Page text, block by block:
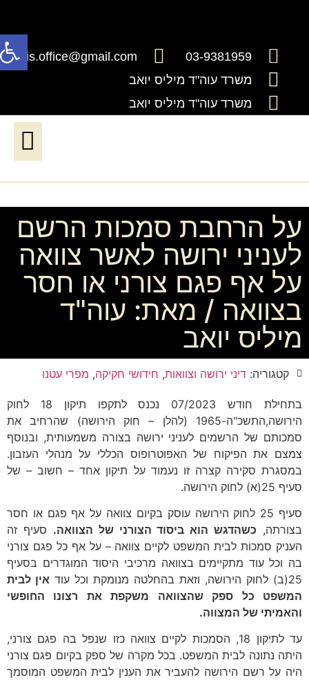
03-9381959
millis.office@gmail.com
משרד עוה"ד מיליס יואב
משרד עוה"ד מיליס יואב
על הרחבת סמכות הרשם
לעניני ירושה לאשר צוואה
על אף פגם צורני או חסר
בצוואה / מאת: עוה"ד
מיליס יואב
קטגוריה: דיני ירושה וצוואות, חידושי חקיקה, מפרי עטנו
בתחילת חודש 07/2023 נכנס לתקפו תיקון 18 לחוק
הירושה,התשכ"ה-1965 (להלן – חוק הירושה) שהרחיב את
סמכותם של הרשמים לעניני ירושה בצורה משמעותית, ובנוסף
צמצם את הפיקוח של האפוטרופוס הכללי על מנהלי העזבון.
במסגרת סקירה קצרה זו נעמוד על תיקון אחד – חשוב – של
סעיף 25(א) לחוק הירושה.
סעיף 25 לחוק הירושה עוסק בקיום צוואה על אף פגם או חסר
בצורתה, כשהדגש הוא ביסוד הצורני של הצוואה.סעיף זה
העניק סמכות לבית המשפט לקיים צוואה – על אף כל פגם צורני
בה וכל עוד מתקיימים בצוואה מרכיבי היסוד המוגדרים בסעיף
25(ב) לחוק הירושה, וזאת בהחלטה מנומקת וכל עוד
אין לבית
המשפט כל ספק שהצוואה משקפת את רצונו החופשי
והאמיתי של המצווה.
עד לתיקון 18, הסמכות לקיים צוואה כזו שנפל בה פגם צורני,
היתה נתונה לבית המשפט. בכל מקרה של ספק בקיום פגם צורני
היה על רשם הירושה להעביר את הענין לבית המשפט המוסמך